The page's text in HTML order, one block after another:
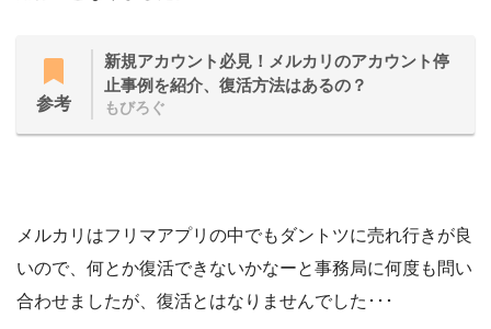
参考
新規アカウント必見！メルカリのアカウント停
止事例を紹介、復活方法はあるの？
もびろぐ
メルカリはフリマアプリの中でもダントツに売れ行きが良
いので、何とか復活できないかなーと事務局に何度も問い
合わせましたが、復活とはなりませんでした･･･